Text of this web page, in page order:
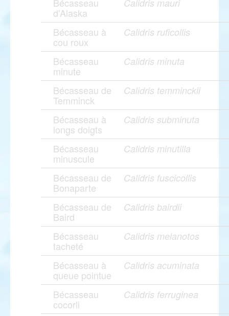
Bécasseau
d'Alaska
Calidris mauri
Bécasseau à
cou roux
Calidris ruficollis
Bécasseau
minute
Calidris minuta
Bécasseau de
Temminck
Calidris temminckii
Bécasseau à
longs doigts
Calidris subminuta
Bécasseau
minuscule
Calidris minutilla
Bécasseau de
Bonaparte
Calidris fuscicollis
Bécasseau de
Baird
Calidris bairdii
Bécasseau
tacheté
Calidris melanotos
Bécasseau à
queue pointue
Calidris acuminata
Bécasseau
cocorli
Calidris ferruginea